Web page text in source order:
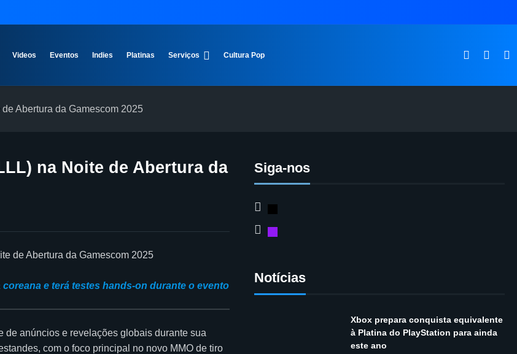
Videos Eventos Indies Platinas Serviços Cultura Pop
Abertura da Gamescom 2025
na Noite de Abertura da
e terá testes hands-on durante o evento
de anúncios e revelações globais durante sua
com o foco principal no novo MMO de tiro
Siga-nos
Notícias
Xbox prepara conquista equivalente
à Platina do PlayStation para ainda
este ano